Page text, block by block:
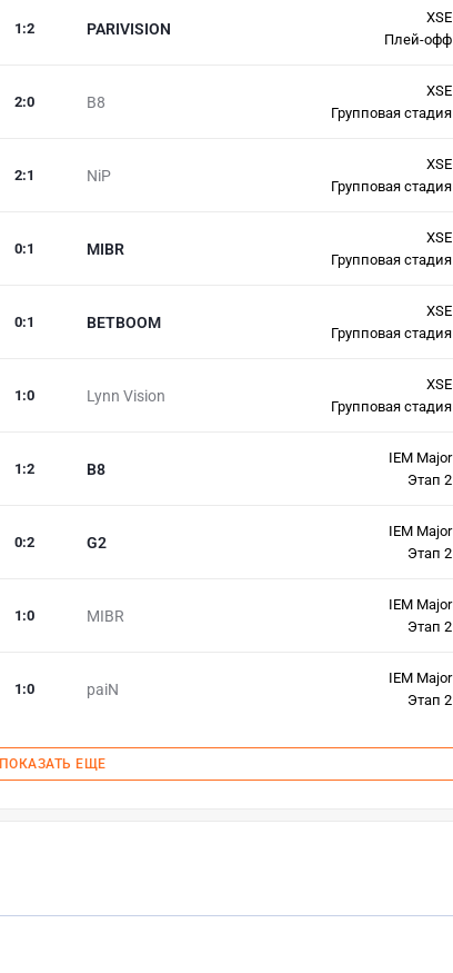
PARIVISION
1 :2
XSE
Плей-офф
B8
2:0
XSE
Групповая стадия
NiP
2:1
XSE
Групповая стадия
MIBR
0:1
XSE
Групповая стадия
BETBOOM
0:1
XSE
Групповая стадия
Lynn Vision
1 :0
XSE
Групповая стадия
B8
1 :2
IEM Major
Этап 2
G2
0:2
IEM Major
Этап 2
MIBR
1 :0
IEM Major
Этап 2
paiN
1 :0
IEM Major
Этап 2
ПОКАЗАТЬ ЕЩЕ